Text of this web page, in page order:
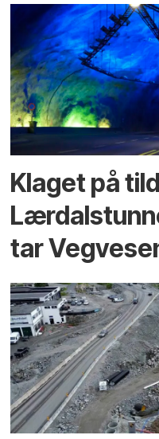
Klaget på
tar